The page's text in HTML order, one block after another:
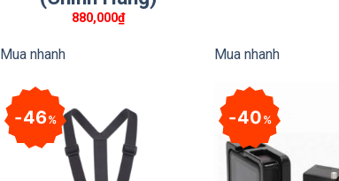
880,000₫
Mua nhanh Mua nhanh
46% 40%